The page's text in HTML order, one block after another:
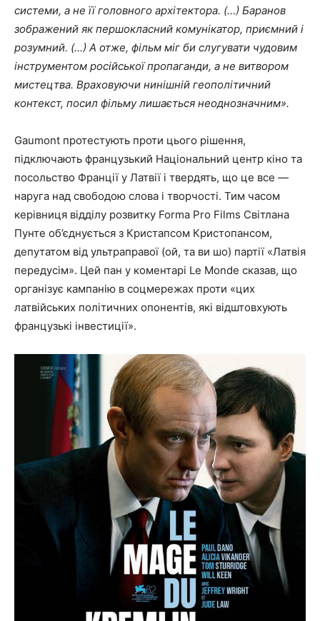
системи, а не її головного архітектора. (…) Баранов
зображений як першокласний комунікатор, приємний і
розумний. (…) А отже, фільм міг би слугувати чудовим
інструментом російської пропаганди, а не витвором
мистецтва. Враховуючи нинішній геополітичний
контекст, посил фільму лишається неоднозначним».
Gaumont протестують проти цього рішення,
підключають французький Національний центр кіно та
посольство Франції у Латвії і твердять, що це все —
наруга над свободою слова і творчості. Тим часом
керівниця відділу розвитку Forma Pro Films Світлана
Пунте об’єднується з Кристапсом Кристопансом,
депутатом від ультраправої (ой, та ви шо) партії «Латвія
передусім». Цей пан у коментарі Le Monde сказав, що
організує кампанію в соцмережах проти «цих
латвійських політичних опонентів, які відштовхують
французькі інвестиції».